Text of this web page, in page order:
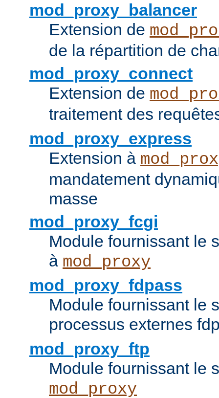
mod_proxy_balancer
Extension de
de la répartition de
mod_proxy_connect
Extension de
traitement des
mod_proxy_express
Extension à
mandatement
masse
mod_proxy_fcgi
Module fournissant le
à mod_proxy
mod_proxy_fdpass
Module fournissant le
processus externes
mod_proxy_ftp
Module fournissant le
mod_proxy